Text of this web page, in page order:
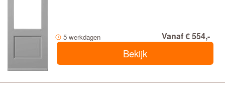
5 werkdagen Vanaf € 554,-
Bekijk